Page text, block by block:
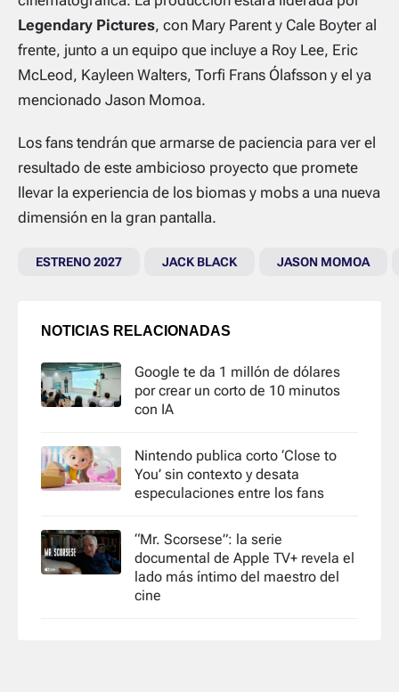
Legendary Pictures, con Mary Parent y Cale Boyter al
frente, junto a un equipo que incluye a Roy Lee, Eric
McLeod, Kayleen Walters, Torfi Frans Ólafsson y el ya
mencionado Jason Momoa.
Los fans tendrán que armarse de paciencia para ver el
resultado de este ambicioso proyecto que promete
llevar la experiencia de los biomas y mobs a una nueva
dimensión en la gran pantalla.
ESTRENO 2027 JACK BLACK JASON MOMOA
NOTICIAS RELACIONADAS
Google te da 1 millón de dólares
por crear un corto de 10 minutos
con IA
Nintendo publica corto ‘Close to
You’ sin contexto y desata
especulaciones entre los fans
“Mr. Scorsese”: la serie
documental de Apple TV+ revela el
lado más íntimo del maestro del
cine